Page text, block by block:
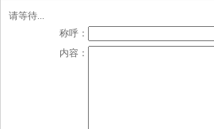
请等待...
称呼：
内容：